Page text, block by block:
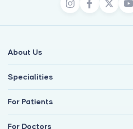
About Us
Specialities
For Patients
For Doctors